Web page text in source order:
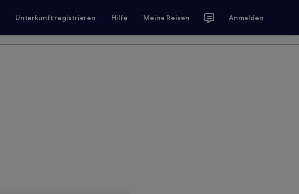
Unterkunft registrieren Hilfe Meine Reisen Anmelden